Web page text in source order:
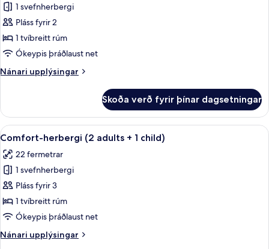
child)
fyrir
Comfort-
herbergi
(2
1 svefnherbergi
Pláss fyrir 2
1 tvíbreitt rúm
Ókeypis þráðlaust net
Nánari upplýsingar
Nánari
herbergi
(2
adults)
Skoða verð fyrir þínar dagsetningar
Skoða
allar
myndir
fyrir
Comfort-
herbergi
(2
+
Míníbar, öryggishólf í herbergi,
6
Comfort-herbergi (2 adults + 1 child)
22 fermetrar
1 svefnherbergi
Pláss fyrir 3
1 tvíbreitt rúm
Ókeypis þráðlaust net
Nánari upplýsingar
Nánari